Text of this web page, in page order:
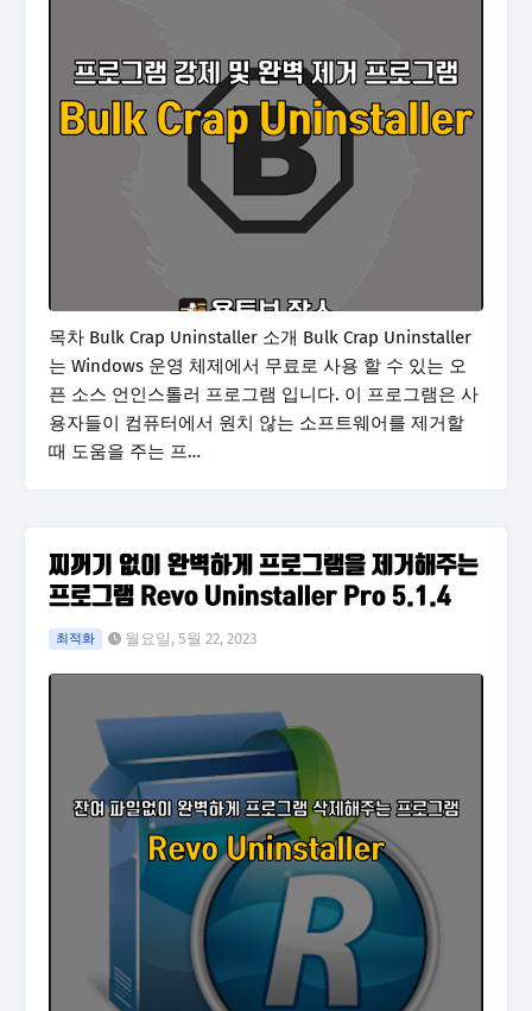
목차 Bulk Crap Uninstaller 소개 Bulk Crap Uninstaller
는 Windows 운영 체제에서 무료로 사용 할 수 있는 오
픈 소스 언인스톨러 프로그램 입니다. 이 프로그램은 사
용자들이 컴퓨터에서 원치 않는 소프트웨어를 제거할
때 도움을 주는 프…
찌꺼기 없이 완벽하게 프로그램을 제거해주는
프로그램 Revo Uninstaller Pro 5.1.4
최적화 월요일, 5월 22, 2023